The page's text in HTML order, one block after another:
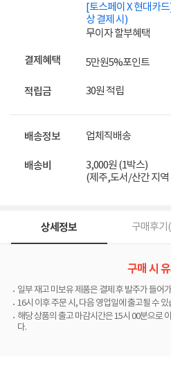
[토스페이 X 현대카
상 결제 시)
무이자 할부혜택
결제혜택 5만원5%포인트
적립금 30원 적립
배송정보 업체직배송
배송비
3,000원 (1박스)
(제주,도서/산간 지역
상세정보 구매후기(
구매 시
일부 재고 미보유 제품은 결제 후 발주가 들어
16시 이후 주문 시, 다음 영업일에 출고될 수 있
해당 상품의 출고 마감시간은 15시 00분으로
다.